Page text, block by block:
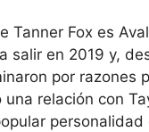
Tanner Fox es
salir en 2019 y,
por razones
relación con